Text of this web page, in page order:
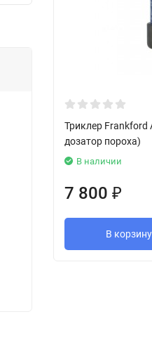
Триклер Frankford
дозатор пороха)
В наличии
7 800 ₽
В корзину